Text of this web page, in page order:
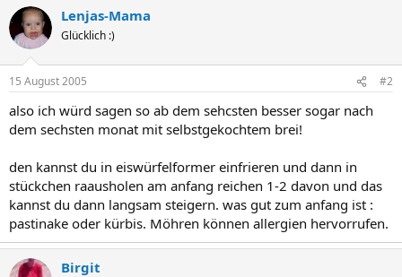
Lenjas-Mama
Glücklich :)
15 August 2005 #2
also ich würd sagen so ab dem sehcsten besser sogar nach
dem sechsten monat mit selbstgekochtem brei!
den kannst du in eiswürfelformer einfrieren und dann in
stückchen raausholen am anfang reichen 1-2 davon und das
kannst du dann langsam steigern. was gut zum anfang ist :
pastinake oder kürbis. Möhren können allergien hervorrufen.
Birgit